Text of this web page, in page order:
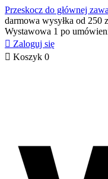
Przeskocz do głównej
darmowa wysyłka od 250
Wystawowa 1 po
 Zaloguj się
 Koszyk 0